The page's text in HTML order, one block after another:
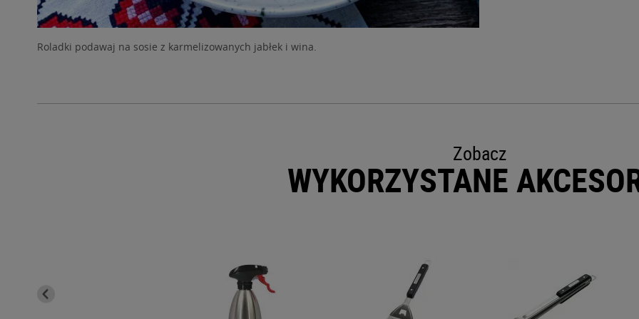
Roladki podawaj na sosie z karmelizowanych jabłek i wina.
Zobacz
WYKORZYSTANE